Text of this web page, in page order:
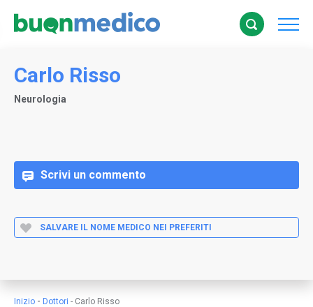
Carlo Risso
Neurologia
Scrivi un commento
SALVARE IL NOME MEDICO NEI PREFERITI
Inizio - Dottori - Carlo Risso